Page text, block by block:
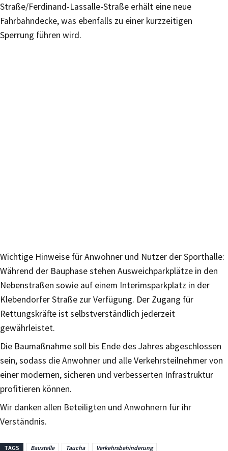
Straße/Ferdinand-Lassalle-Straße erhält eine neue
Fahrbahndecke, was ebenfalls zu einer kurzzeitigen
Sperrung führen wird.
Wichtige Hinweise für Anwohner und Nutzer der Sporthalle:
Während der Bauphase stehen Ausweichparkplätze in den
Nebenstraßen sowie auf einem Interimsparkplatz in der
Klebendorfer Straße zur Verfügung. Der Zugang für
Rettungskräfte ist selbstverständlich jederzeit
gewährleistet.
Die Baumaßnahme soll bis Ende des Jahres abgeschlossen
sein, sodass die Anwohner und alle Verkehrsteilnehmer von
einer modernen, sicheren und verbesserten Infrastruktur
profitieren können.
Wir danken allen Beteiligten und Anwohnern für ihr
Verständnis.
TAGS Baustelle Taucha Verkehrsbehinderung